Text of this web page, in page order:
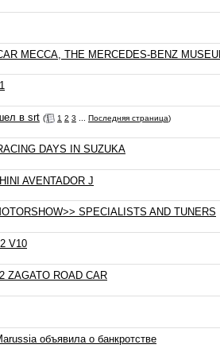
MECCA, THE MERCEDES-BENZ
в srt ( 1 2 3 Последняя страница)
DAYS IN SUZUKA
AVENTADOR J
SPECIALISTS AND TUNERS
V10
ZAGATO ROAD CAR
объявила о банкротстве